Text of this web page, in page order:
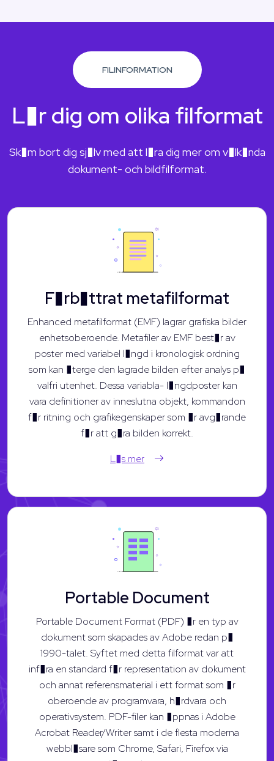
FILINFORMATION
L�r dig om olika filformat
Sk�m bort dig sj�lv med att l�ra dig mer om v�lk�nda
dokument- och bildfilformat.
F�rb�ttrat metafilformat
Enhanced metafilformat (EMF) lagrar grafiska bilder
enhetsoberoende. Metafiler av EMF best�r av
poster med variabel l�ngd i kronologisk ordning
som kan �terge den lagrade bilden efter analys p�
valfri utenhet. Dessa variabla- l�ngdposter kan
vara definitioner av inneslutna objekt, kommandon
f�r ritning och grafikegenskaper som �r avg�rande
f�r att g�ra bilden korrekt.
L�s mer
Portable Document
Portable Document Format (PDF) �r en typ av
dokument som skapades av Adobe redan p�
1990-talet. Syftet med detta filformat var att
inf�ra en standard f�r representation av dokument
och annat referensmaterial i ett format som �r
oberoende av programvara, h�rdvara och
operativsystem. PDF-filer kan �ppnas i Adobe
Acrobat Reader/Writer samt i de flesta moderna
webbl�sare som Chrome, Safari, Firefox via